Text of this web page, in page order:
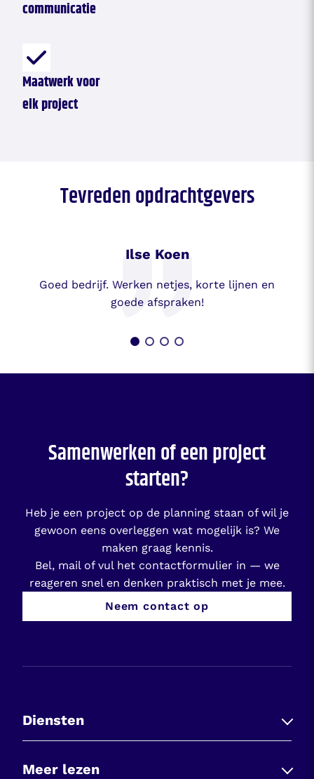
communicatie
Maatwerk voor
elk project
Tevreden opdrachtgevers
Goed bedrijf. Werken netjes, korte lijnen en
goede afspraken!
Ilse Koen
Samenwerken of een project
starten?
Heb je een project op de planning staan of wil je
gewoon eens overleggen wat mogelijk is? We
maken graag kennis.
Bel, mail of vul het contactformulier in — we
reageren snel en denken praktisch met je mee.
Neem contact op
Diensten
Asbestsanering
Meer lezen